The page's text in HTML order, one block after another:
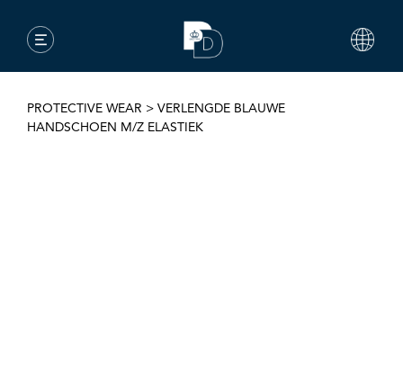
PROTECTIVE WEAR > VERLENGDE BLAUWE
HANDSCHOEN M/Z ELASTIEK